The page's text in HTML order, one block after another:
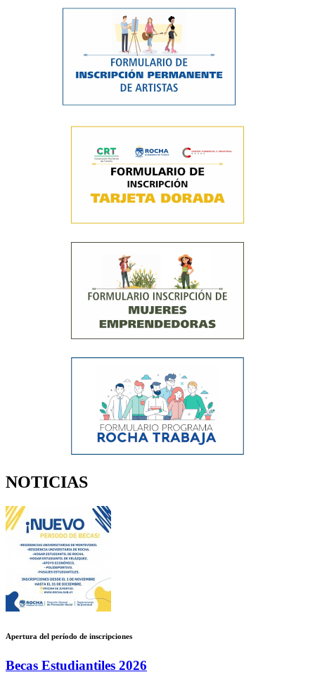
NOTICIAS
Apertura del período de inscripciones
Becas Estudiantiles 2026